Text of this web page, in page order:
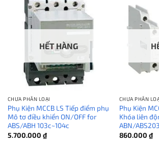
HẾT HÀNG
CHƯA PHÂN LOẠI
Phụ Kiện MCCB LS Tiếp điểm phụ
Mô tơ điều khiển ON/OFF for
ABS/ABH 103c~104c
5.700.000 ₫
CHƯA PHÂN
Phụ Kiện
Khóa liên
ABN/
860.000 ₫